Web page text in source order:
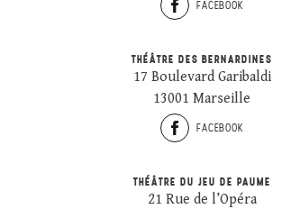
FACEBOOK
THÉÂTRE DES BERNARDINES
17 Boulevard Garibaldi
13001 Marseille
FACEBOOK
THÉÂTRE DU JEU DE PAUME
21 Rue de l’Opéra